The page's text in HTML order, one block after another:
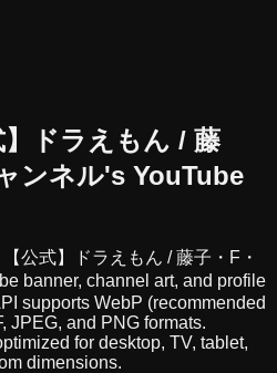
】ドラえもん / 藤
ンネル's YouTube
【公式】ドラえもん / 藤子・F・
banner, channel art, and profile
supports WebP (recommended
JPEG, and PNG formats.
for desktop, TV, tablet,
dimensions.